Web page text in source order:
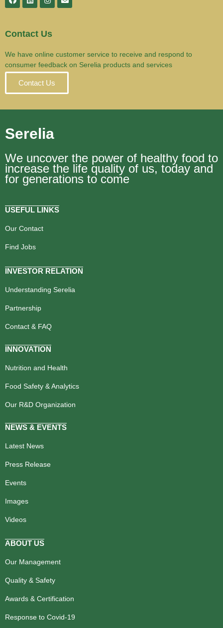
Contact Us
We have online customer service to receive and respond to
consumer feedback on Serelia products and services
Contact Us
Serelia
We uncover the power of healthy food to
increase the life quality of us, today and
for generations to come
USEFUL LINKS
Our Contact
Find Jobs
INVESTOR RELATION
Understanding Serelia
Partnership
Contact & FAQ
INNOVATION
Nutrition and Health
Food Safety & Analytics
Our R&D Organization
NEWS & EVENTS
Latest News
Press Release
Events
Images
Videos
ABOUT US
Our Management
Quality & Safety
Awards & Certification
Response to Covid-19